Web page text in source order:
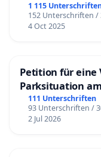
1 115
152 Unterschriften /
4 Oct 2025
Petition für eine
Parksituation
111 Unterschriften
93 Unterschriften /
2 Jul 2026